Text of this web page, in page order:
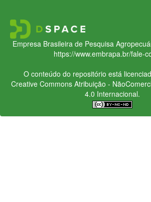
Empresa Brasileira de Pesquisa
https://www.embrapa.br/fale-
O conteúdo do repositório está
Creative CommonsAtribuição -
4.0 Internacional.